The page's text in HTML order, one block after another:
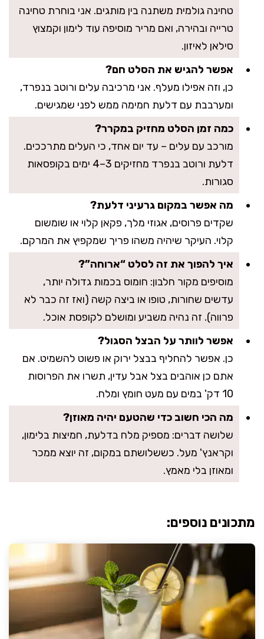
טחינה גולמית משתנה בין מותגים. אני בוחרת טחינה
טרייה ובהירה, ואם מריר מוסיפה עוד לימון וקמצוץ
סילאן לאיזון.
אפשר להגיש את הסלט חם?
כן, וזה אפילו מעלף. אני מרכיבה עלים ורוטב בנפרד,
ומערבבת עם דלעת חמימה ממש לפני שמגישים.
כמה זמן הסלט מחזיק במקרר?
מורכב עם עלים – עד יום אחד, כי העלים מתרככים.
דלעת ורוטב בנפרד מחזיקים 3–4 ימים בקופסאות
סגורות.
מה אפשר במקום גרעיני דלעת?
שקדים פרוסים, אגוזי מלך, פקאן קלוי או שומשום
קלוי. העיקר שיהיה משהו פריך שמקפיץ את המרקם.
איך להפוך את זה לסלט “ארוחה”?
מוסיפים מקור חלבון: חומוס בכמות גדולה יותר,
עדשים שחורות, טופו או ביצה קשה (ואז זה כבר לא
פרווה). זה נהיה משביע ומושלם לקופסת אוכל.
אפשר לוותר על הבצל הסגול?
כן. אפשר להחליף בבצל ירוק או פשוט להשמיט. אם
אתם כן אוהבים בצל אבל עדין, תשרו את הפרוסות
10 דק' במים עם מעט חומץ ומלח.
מה הכי חשוב כדי שהטעם יהיה מאוזן?
שלושה דברים: מספיק מלח בדלעת, חמיצות בלימון,
וקראנץ' מעל. כששלושתם במקום, זה יוצא ממכר
ומאוזן בלי מאמץ.
מתכונים נוספים: